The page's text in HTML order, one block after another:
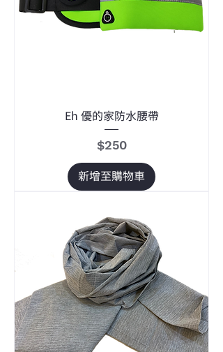
Eh 優的家防水腰帶
價格
$250
新增至購物車